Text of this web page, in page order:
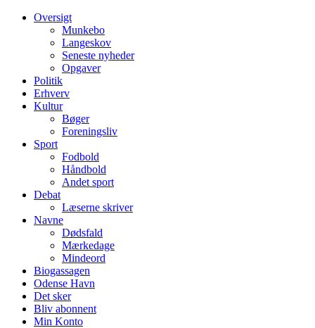
Oversigt
Munkebo
Langeskov
Seneste nyheder
Opgaver
Politik
Erhverv
Kultur
Bøger
Foreningsliv
Sport
Fodbold
Håndbold
Andet sport
Debat
Læserne skriver
Navne
Dødsfald
Mærkedage
Mindeord
Biogassagen
Odense Havn
Det sker
Bliv abonnent
Min Konto